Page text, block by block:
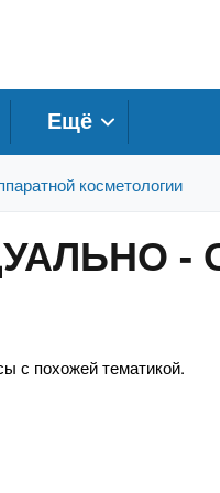
Ещё
косметологии
-
с похожей тематикой.